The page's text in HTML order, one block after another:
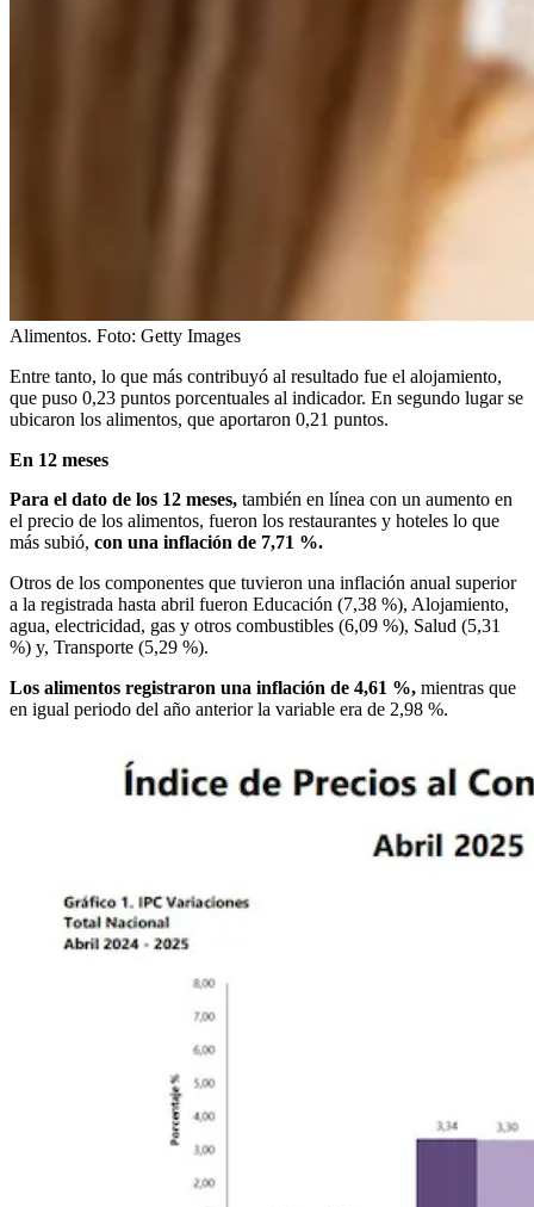
Alimentos. Foto: Getty Images
Entre tanto, lo que más contribuyó al resultado fue el alojamiento,
que puso 0,23 puntos porcentuales al indicador. En segundo lugar se
ubicaron los alimentos, que aportaron 0,21 puntos.
En 12 meses
Para el dato de los 12 meses, también en línea con un aumento en
el precio de los alimentos, fueron los restaurantes y hoteles lo que
más subió, con una inflación de 7,71 %.
Otros de los componentes que tuvieron una inflación anual superior
a la registrada hasta abril fueron Educación (7,38 %), Alojamiento,
agua, electricidad, gas y otros combustibles (6,09 %), Salud (5,31
%) y, Transporte (5,29 %).
Los alimentos registraron una inflación de 4,61 %, mientras que
en igual periodo del año anterior la variable era de 2,98 %.